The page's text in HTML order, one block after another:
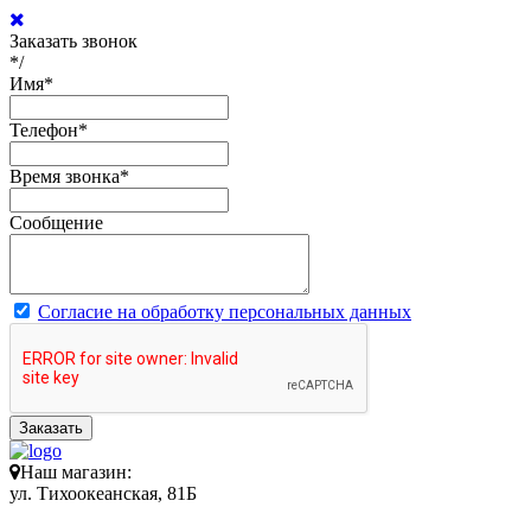
Заказать звонок
*/
Имя*
Телефон*
Время звонка*
Сообщение
Согласие на обработку персональных данных
Заказать
Наш магазин:
ул. Тихоокеанская, 81Б